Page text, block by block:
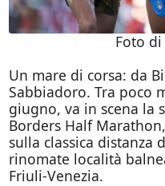
Foto
Un mare di corsa: da
Sabbiadoro. Tra poco
giugno, va in scena la
Borders Half
sulla classica distanza
rinomate località
Friuli-Venezia.